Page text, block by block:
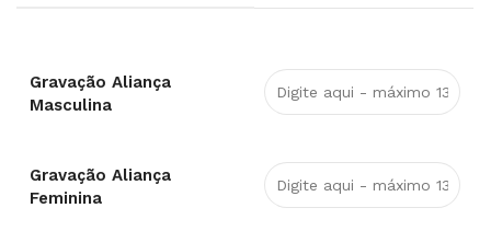
Gravação Aliança
Masculina
Gravação Aliança
Feminina